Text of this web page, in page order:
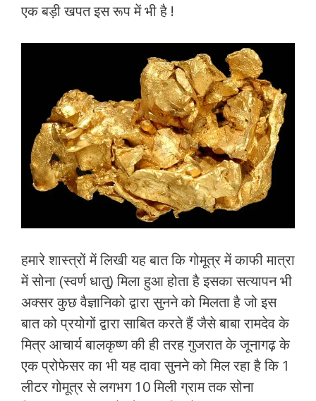
एक बड़ी खपत इस रूप में भी है !
हमारे शास्त्रों में लिखी यह बात कि गोमूत्र में काफी मात्रा
में सोना (स्वर्ण धातु) मिला हुआ होता है इसका सत्यापन भी
अक्सर कुछ वैज्ञानिको द्वारा सुनने को मिलता है जो इस
बात को प्रयोगों द्वारा साबित करते हैं जैसे बाबा रामदेव के
मित्र आचार्य बालकृष्ण की ही तरह गुजरात के जूनागढ़ के
एक प्रोफेसर का भी यह दावा सुनने को मिल रहा है कि 1
लीटर गोमूत्र से लगभग 10 मिली ग्राम तक सोना